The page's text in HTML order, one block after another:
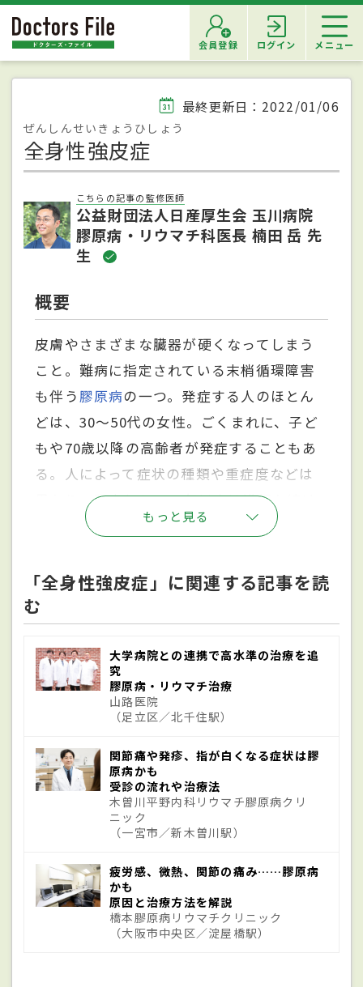
会員登録 ログイン メニュー
最終更新日：2022/01/06
ぜんしんせいきょうひしょう
全身性強皮症
こちらの記事の監修医師
公益財団法人日産厚生会 玉川病院
膠原病・リウマチ科医長 楠田 岳 先
生
概要
皮膚やさまざまな臓器が硬くなってしまう
こと。難病に指定されている末梢循環障害
も伴う 膠原病の一つ。発症する人のほとん
どは、30～50代の女性。ごくまれに、子ど
もや70歳以降の高齢者が発症することもあ
る。人によって症状の種類や重症度などは
異なり、発症から5～6年以内は進行を続け
る「びまん皮膚硬化型全身性強皮症」と、
皮膚硬化型全身性強皮症」に分けられる。
「びまん皮膚硬化型全身性強皮症」の場
合、発症から5～6年が経つと自然と皮膚の
硬さは戻ってくるが、内臓病変はもとに戻
らないという特徴を持つ。なお、皮膚だけ
が硬くなってしまう「
症」とは異なる病気。
現時点において、明確な原因はわかっていな
い。自ら抗体をつくり出し、自分の組織を
攻撃してしまう「免疫異常」と、細胞と細
胞をつなぐ結合組織である線維芽細胞が活
もっと見る
「全身性強皮症」に関連する記事を読
む
大学病院との連携で高水準の治療を追
究
膠原病・リウマチ治療
山路医院
（足立区／北千住駅）
関節痛や発疹、指が白くなる症状は膠
原病かも
受診の流れや治療法
木曽川平野内科リウマチ膠原病クリ
ニック
（一宮市／新木曽川駅）
疲労感、微熱、関節の痛み……膠原病
かも
原因と治療方法を解説
橋本膠原病リウマチクリニック
（大阪市中央区／淀屋橋駅）